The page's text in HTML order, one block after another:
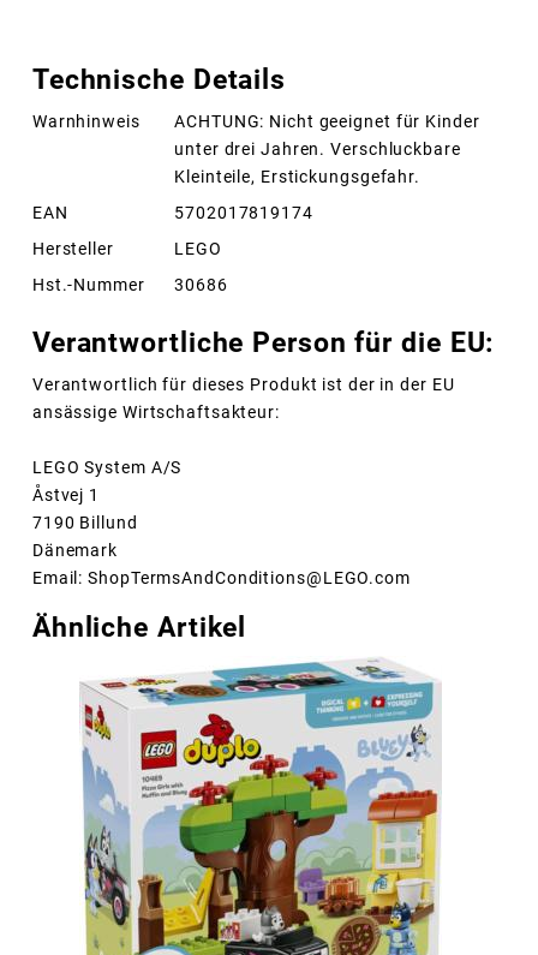
Technische Details
Warnhinweis
ACHTUNG: Nicht geeignet für Kinder
unter drei Jahren. Verschluckbare
Kleinteile, Erstickungsgefahr.
EAN
5702017819174
Hersteller
LEGO
Hst.-Nummer
30686
Verantwortliche Person für die EU:
Verantwortlich für dieses Produkt ist der in der EU
ansässige Wirtschaftsakteur:
LEGO System A/S
Åstvej 1
7190 Billund
Dänemark
Email: ShopTermsAndConditions@LEGO.com
Ähnliche Artikel